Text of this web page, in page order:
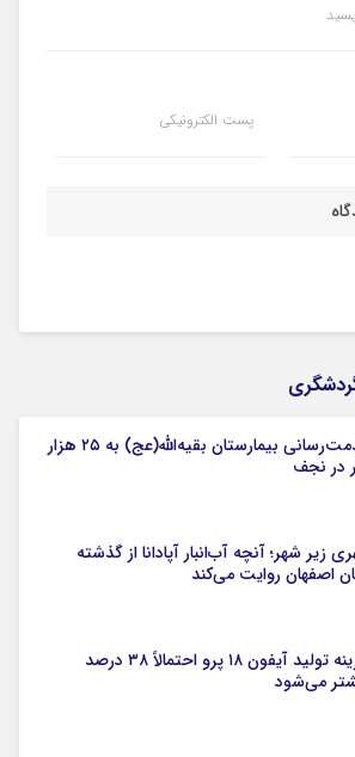
پست الکترونیکی
خدمت‌رسانی بیمارستان بقیه‌الله(عج) به ۲۵ هزار
در نجف
زیر شهر؛ آنچه آب‌انبار آپادانا از گذشته
اصفهان روایت می‌کند
هزینه تولید آیفون ۱۸ پرو احتمالاً ۳۸ درصد
می‌شود